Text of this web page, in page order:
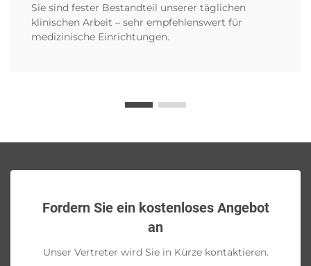
Sie sind fester Bestandteil unserer täglichen
klinischen Arbeit – sehr empfehlenswert für
medizinische Einrichtungen.
Fordern Sie ein kostenloses Angebot
an
Unser Vertreter wird Sie in Kürze kontaktieren.